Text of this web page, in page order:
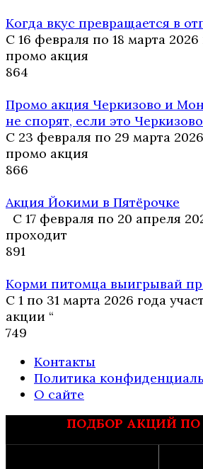
Когда вкус превращается в
С 16 февраля по 18 марта
промо акция
864
Промо акция Черкизово и
не спорят, если это Черкизово
С 23 февраля по 29 марта
промо акция
866
Акция Йокими в Пятёрочке
С 17 февраля по 20 апреля
проходит
891
Корми питомца выигрывай
С 1 по 31 марта 2026 года
акции “
749
Контакты
Политика
О сайте
ПОДБОР АКЦИЙ ПО